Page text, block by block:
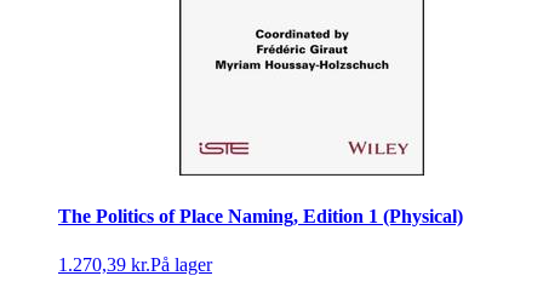
The Politics of Place Naming, Edition 1 (Physical)
1.270,39 kr.På lager